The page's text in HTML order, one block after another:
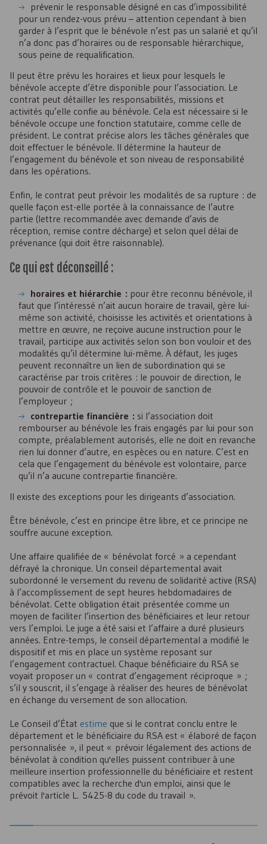
prévenir le responsable désigné en cas d’impossibilité
pour un rendez-vous prévu – attention cependant à bien
garder à l’esprit que le bénévole n’est pas un salarié et qu’il
n’a donc pas d’horaires ou de responsable hiérarchique,
sous peine de requalification.
Il peut être prévu les horaires et lieux pour lesquels le
bénévole accepte d’être disponible pour l’association. Le
contrat peut détailler les responsabilités, missions et
activités qu’elle confie au bénévole. Cela est nécessaire si le
bénévole occupe une fonction statutaire, comme celle de
président. Le contrat précise alors les tâches générales que
doit effectuer le bénévole. Il détermine la hauteur de
l’engagement du bénévole et son niveau de responsabilité
dans les opérations.
Enfin, le contrat peut prévoir les modalités de sa rupture : de
quelle façon est-elle portée à la connaissance de l’autre
partie (lettre recommandée avec demande d’avis de
réception, remise contre décharge) et selon quel délai de
prévenance (qui doit être raisonnable).
Ce qui est déconseillé :
horaires et hiérarchie : pour être reconnu bénévole, il
faut que l’intéressé n’ait aucun horaire de travail, gère lui-
même son activité, choisisse les activités et orientations à
mettre en œuvre, ne reçoive aucune instruction pour le
travail, participe aux activités selon son bon vouloir et des
modalités qu’il détermine lui-même. À défaut, les juges
peuvent reconnaître un lien de subordination qui se
caractérise par trois critères : le pouvoir de direction, le
pouvoir de contrôle et le pouvoir de sanction de
l’employeur ;
contrepartie financière : si l’association doit
rembourser au bénévole les frais engagés par lui pour son
compte, préalablement autorisés, elle ne doit en revanche
rien lui donner d’autre, en espèces ou en nature. C’est en
cela que l’engagement du bénévole est volontaire, parce
qu’il n’a aucune contrepartie financière.
Il existe des exceptions pour les dirigeants d’association.
Être bénévole, c’est en principe être libre, et ce principe ne
souffre aucune exception.
Une affaire qualifiée de « bénévolat forcé » a cependant
défrayé la chronique. Un conseil départemental avait
subordonné le versement du revenu de solidarité active (RSA)
à l’accomplissement de sept heures hebdomadaires de
bénévolat. Cette obligation était présentée comme un
moyen de faciliter l’insertion des bénéficiaires et leur retour
vers l’emploi. Le juge a été saisi et l’affaire a duré plusieurs
années. Entre-temps, le conseil départemental a modifié le
dispositif et mis en place un système reposant sur
l’engagement contractuel. Chaque bénéficiaire du RSA se
voyait proposer un « contrat d’engagement réciproque » ;
s’il y souscrit, il s’engage à réaliser des heures de bénévolat
en échange du versement de son allocation.
Le Conseil d’État estime que si le contrat conclu entre le
département et le bénéficiaire du RSA est « élaboré de façon
personnalisée », il peut « prévoir légalement des actions de
bénévolat à condition qu'elles puissent contribuer à une
meilleure insertion professionnelle du bénéficiaire et restent
compatibles avec la recherche d'un emploi, ainsi que le
prévoit l'article L. 5425-8 du code du travail ».